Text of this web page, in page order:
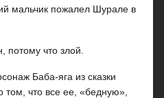
мальчик пожалел Шурале в
потому что злой.
Баба-яга из сказки
том, что все ее, «бедную»,